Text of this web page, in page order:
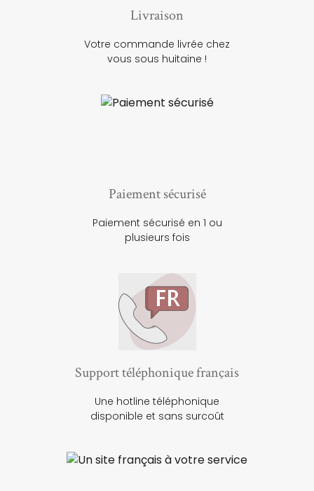
Livraison
Votre commande livrée chez
vous sous huitaine !
Paiement sécurisé
Paiement sécurisé en 1 ou
plusieurs fois
Support téléphonique français
Une hotline téléphonique
disponible et sans surcoût